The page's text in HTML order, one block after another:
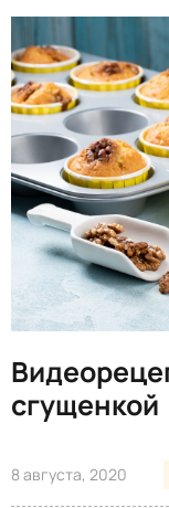
сгущенкой
8 августа, 2020